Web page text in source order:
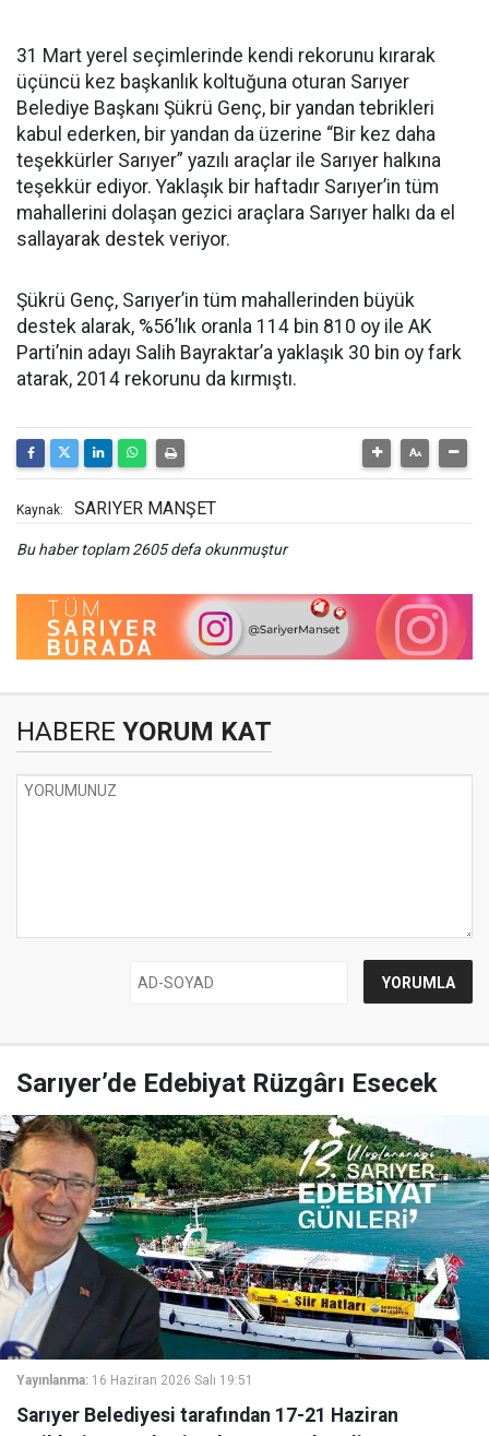
31 Mart yerel seçimlerinde kendi rekorunu kırarak
üçüncü kez başkanlık koltuğuna oturan Sarıyer
Belediye Başkanı Şükrü Genç, bir yandan tebrikleri
kabul ederken, bir yandan da üzerine “Bir kez daha
teşekkürler Sarıyer” yazılı araçlar ile Sarıyer halkına
teşekkür ediyor. Yaklaşık bir haftadır Sarıyer’in tüm
mahallerini dolaşan gezici araçlara Sarıyer halkı da el
sallayarak destek veriyor.
Şükrü Genç, Sarıyer’in tüm mahallerinden büyük
destek alarak, %56’lık oranla 114 bin 810 oy ile AK
Parti’nin adayı Salih Bayraktar’a yaklaşık 30 bin oy fark
atarak, 2014 rekorunu da kırmıştı.
Kaynak: SARIYER MANŞET
Bu haber toplam 2605 defa okunmuştur
HABERE YORUM KAT
Sarıyer’de Edebiyat Rüzgârı Esecek
Yayınlanma: 16 Haziran 2026 Salı 19:51
Sarıyer Belediyesi tarafından 17-21 Haziran